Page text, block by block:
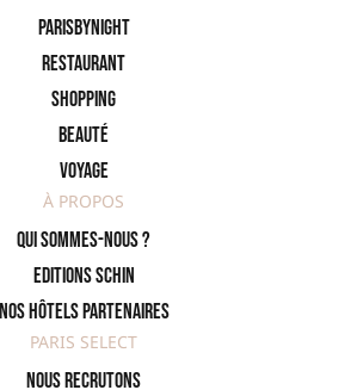
ParisByNight
Restaurant
Shopping
Beauté
Voyage
À PROPOS
Qui sommes-nous ?
Editions SCHIN
Nos hôtels partenaires
PARIS SELECT
Nous recrutons